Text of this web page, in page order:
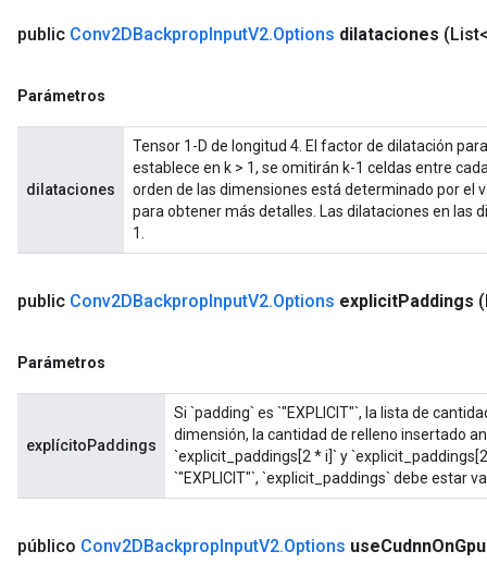
public Conv2DBackpropInputV2.Options dilataciones
Parámetros
dilataciones
Tensor 1-D de longitud 4. El factor de dilatación
establece en k > 1, se omitirán k-1 celdas entre
orden de las dimensiones está determinado por el
para obtener más detalles. Las dilataciones en las
1.
public Conv2DBackpropInputV2.Options explicitPaddings
Parámetros
explícitoPaddings
Si `padding` es `"EXPLICIT"`, la lista de
dimensión, la cantidad de relleno insertado
`explicit_paddings[2 * i]` y
`"EXPLICIT"`, `explicit_paddings` debe estar
público Conv2DBackpropInputV2.Options useCudnnOnGpu